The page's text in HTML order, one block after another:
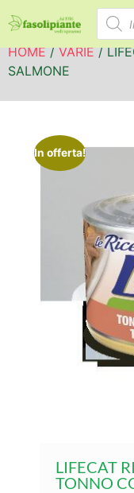
HOME/VARIE/
SALMONE
In offerta!
LIFECAT
TONNO